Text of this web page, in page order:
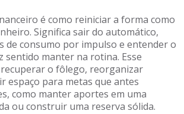
é como reiniciar a forma como
Significa sair do automático,
de consumo por impulso e entender o
sentido manter na rotina. Esse
o fôlego, reorganizar
espaço para metas que antes
como manter aportes em uma
ou construir uma reserva sólida.